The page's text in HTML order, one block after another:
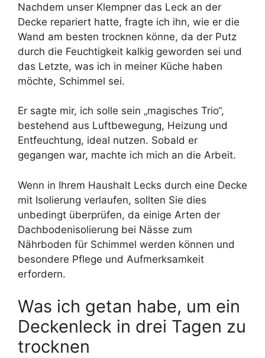
Nachdem unser Klempner das Leck an der
Decke repariert hatte, fragte ich ihn, wie er die
Wand am besten trocknen könne, da der Putz
durch die Feuchtigkeit kalkig geworden sei und
das Letzte, was ich in meiner Küche haben
möchte, Schimmel sei.
Er sagte mir, ich solle sein „magisches Trio“,
bestehend aus Luftbewegung, Heizung und
Entfeuchtung, ideal nutzen. Sobald er
gegangen war, machte ich mich an die Arbeit.
Wenn in Ihrem Haushalt Lecks durch eine Decke
mit Isolierung verlaufen, sollten Sie dies
unbedingt überprüfen, da einige Arten der
Dachbodenisolierung bei Nässe zum
Nährboden für Schimmel werden können und
besondere Pflege und Aufmerksamkeit
erfordern.
Was ich getan habe, um ein
Deckenleck in drei Tagen zu
trocknen